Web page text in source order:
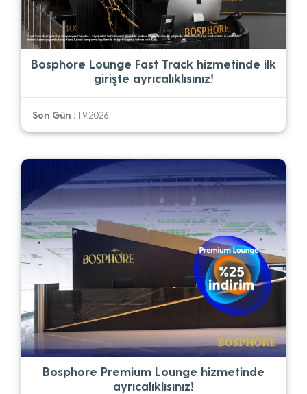
Bosphore Lounge Fast Track hizmetinde ilk
girişte ayrıcalıklısınız!
Son Gün : 1.9.2026
Bosphore Premium Lounge hizmetinde
ayrıcalıklısınız!